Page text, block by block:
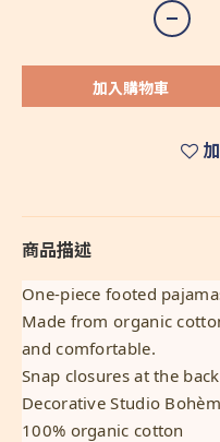
加入購物車
商品描述
One-piece footed
Made from organic
and comfortable.
Snap closures at the
Decorative Studio
100% organic cotton